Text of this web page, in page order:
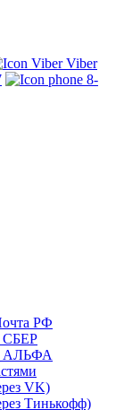
Viber
8-
РФ
СБЕР
АЛЬФА
VK)
Тинькофф)